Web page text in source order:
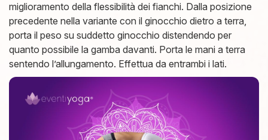
miglioramento della flessibilità dei fianchi. Dalla posizione
precedente nella variante con il ginocchio dietro a terra,
porta il peso su suddetto ginocchio distendendo per
quanto possibile la gamba davanti. Porta le mani a terra
sentendo l’allungamento. Effettua da entrambi i lati.